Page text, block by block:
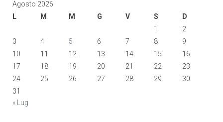
Agosto 2026
L
M M G V S
D
1
2
3
4 5 6 7 8
9
10
11 12 13 14 15
16
17
18 19 20 21 22
23
24
25 26 27 28 29
30
31
« Lug